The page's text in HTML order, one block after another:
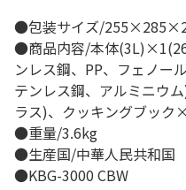
●包装サイズ/
●商品内容/本体
ンレス鋼、PP、フェノ
テンレス鋼、アルミニウ
ラス)、クッキングブッ
●重量/3.6kg
●生産国/中華人民共和国
●KBG-3000 CBW